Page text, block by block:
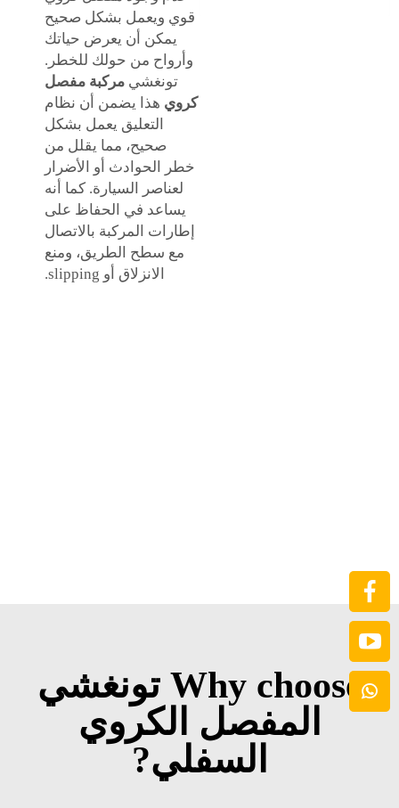
قوي ويعمل بشكل صحيح
يمكن أن يعرض حياتك
وأرواح من حولك للخطر.
تونغشي مركبة مفصل
كروي هذا يضمن أن نظام
التعليق يعمل بشكل
صحيح، مما يقلل من
خطر الحوادث أو الأضرار
لعناصر السيارة. كما أنه
يساعد في الحفاظ على
إطارات المركبة بالاتصال
مع سطح الطريق، ومنع
الانزلاق أو slipping.
Why choose تونغشي
المفصل الكروي
السفلي?